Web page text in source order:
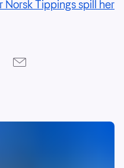
Norsk Tippings spill her